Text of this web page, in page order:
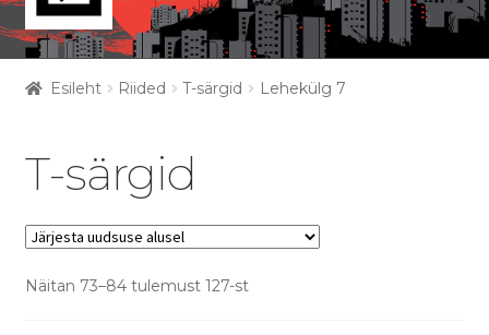
ART PRINDID
T-SÄRGID
PUSAD
KOTID
Esileht Riided T-särgid Lehekülg 7
T-särgid
Näitan 73–84 tulemust 127-st